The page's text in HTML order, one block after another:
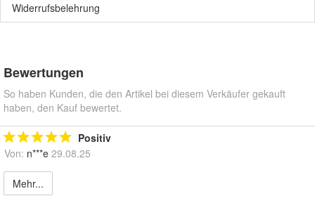
Widerrufsbelehrung
Bewertungen
So haben Kunden, die den Artikel bei diesem Verkäufer gekauft
haben, den Kauf bewertet.
Positiv
Von: n***e 29.08.25
Mehr...